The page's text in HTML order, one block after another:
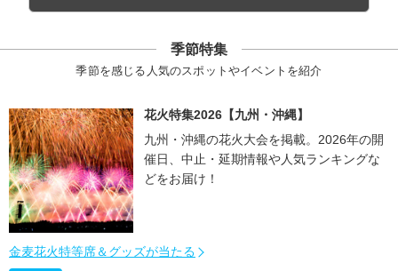
季節特集
季節を感じる人気のスポットやイベントを紹介
花火特集2026【九州・沖縄】
九州・沖縄の花火大会を掲載。2026年の開
催日、中止・延期情報や人気ランキングな
どをお届け！
金麦花火特等席＆グッズが当たる